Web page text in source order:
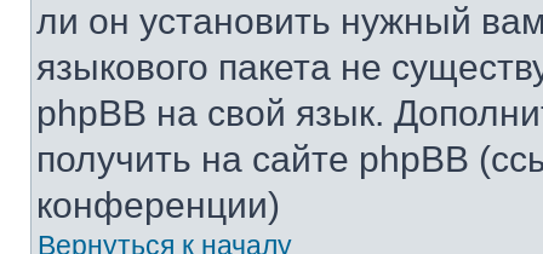
ли он установить нужный
языкового пакета не
phpBB на свой язык.
получить на сайте phpBB
конференции)
Вернуться к началу